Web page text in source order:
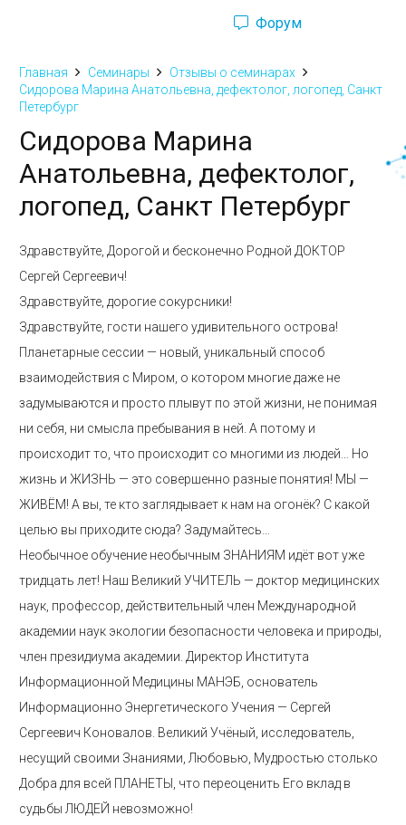
Форум
Главная Семинары
Отзывы о семинарах
Сидорова Марина Анатольевна, дефектолог, логопед, Санкт
Петербург
Сидорова Марина
Анатольевна, дефектолог,
логопед, Санкт Петербург
Здравствуйте, Дорогой и бесконечно Родной ДОКТОР
Сергей Сергеевич!
Здравствуйте, дорогие сокурсники!
Здравствуйте, гости нашего удивительного острова!
Планетарные сессии — новый, уникальный способ
взаимодействия с Миром, о котором многие даже не
задумываются и просто плывут по этой жизни, не понимая
ни себя, ни смысла пребывания в ней. А потому и
происходит то, что происходит со многими из людей… Но
жизнь и ЖИЗНЬ — это совершенно разные понятия! МЫ —
ЖИВЁМ! А вы, те кто заглядывает к нам на огонёк? С какой
целью вы приходите сюда? Задумайтесь…
Необычное обучение необычным ЗНАНИЯМ идёт вот уже
тридцать лет! Наш Великий УЧИТЕЛЬ — доктор медицинских
наук, профессор, действительный член Международной
академии наук экологии безопасности человека и природы,
член президиума академии. Директор Института
Информационной Медицины МАНЭБ, основатель
Информационно Энергетического Учения — Сергей
Сергеевич Коновалов. Великий Учёный, исследователь,
несущий своими Знаниями, Любовью, Мудростью столько
Добра для всей ПЛАНЕТЫ, что переоценить Его вклад в
судьбы ЛЮДЕЙ невозможно!